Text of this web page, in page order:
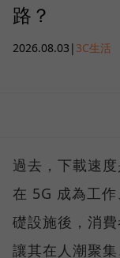
路？
2026.08.03 | 3C生活
過去，下載速
在 5G 成為工
礎設施後，消
讓其在人潮聚